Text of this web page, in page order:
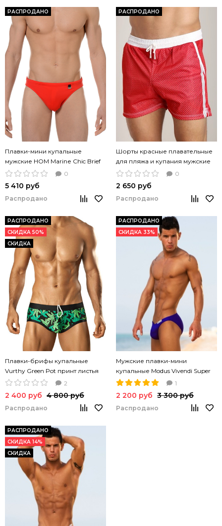
РАСПРОДАНО
Плавки-мини купальные
мужские HOM Marinе Chic Brief
красный цвет
0
5 410 руб
Распродано
РАСПРОДАНО
Шорты красные плавательные
для пляжа и купания мужские
из сетчатой ткани PistolPete
Bermuda Short
0
2 650 руб
Распродано
РАСПРОДАНО
СКИДКА 50%
СКИДКА
Плавки-брифы купальные
Vurthy Green Pot принт листья
каннабиса
2
2 400 руб 4 800 руб
Распродано
РАСПРОДАНО
СКИДКА 33%
Мужские плавки-мини
купальные Modus Vivendi Super
Low Cut синий цвет1
2 200 руб 3 300 руб
Распродано
РАСПРОДАНО
СКИДКА 14%
СКИДКА